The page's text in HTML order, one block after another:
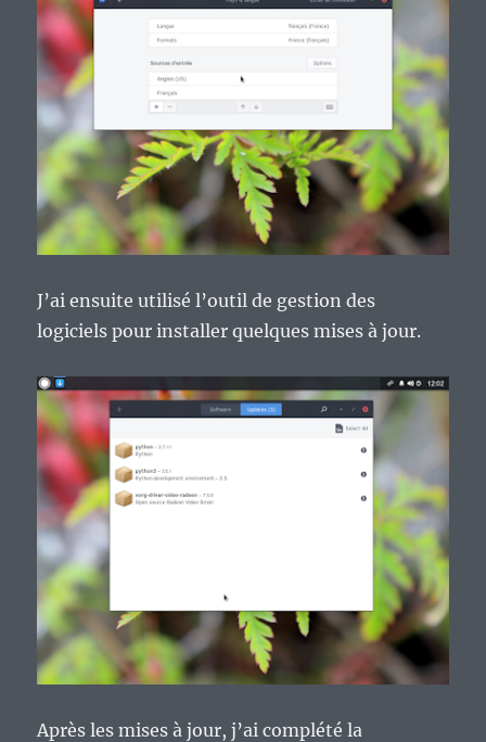
J’ai ensuite utilisé l’outil de gestion des
logiciels pour installer quelques mises à jour.
Après les mises à jour, j’ai complété la